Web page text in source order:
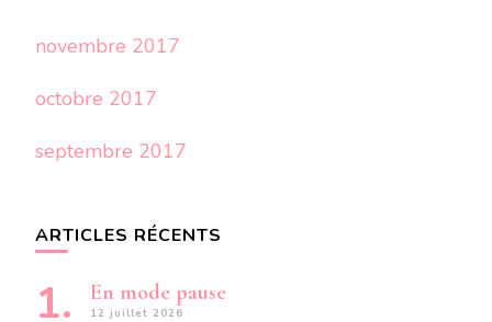
novembre 2017
octobre 2017
septembre 2017
ARTICLES RÉCENTS
En mode pause
12 juillet 2026